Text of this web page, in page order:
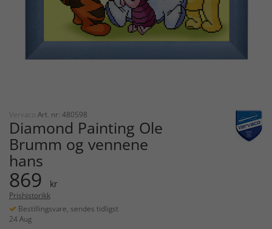
Vervaco Art. nr: 480598
Diamond Painting Ole
Brumm og vennene
hans
869 kr
Prishistorikk
Bestillingsvare, sendes tidligst
24 Aug